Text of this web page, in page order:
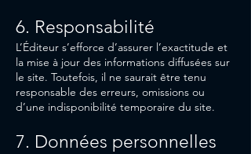
6. Responsabilité
L’Éditeur s’efforce d’assurer l’exactitude et
la mise à jour des informations diffusées sur
le site. Toutefois, il ne saurait être tenu
responsable des erreurs, omissions ou
d’une indisponibilité temporaire du site.
7. Données personnelles